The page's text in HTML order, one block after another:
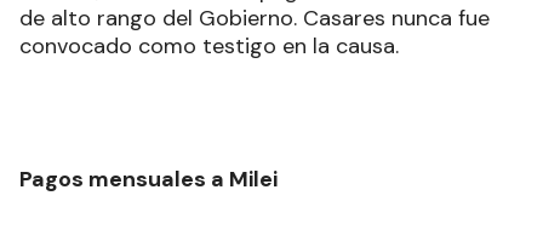
de alto rango del Gobierno. Casares nunca fue
convocado como testigo en la causa.
Pagos mensuales a Milei